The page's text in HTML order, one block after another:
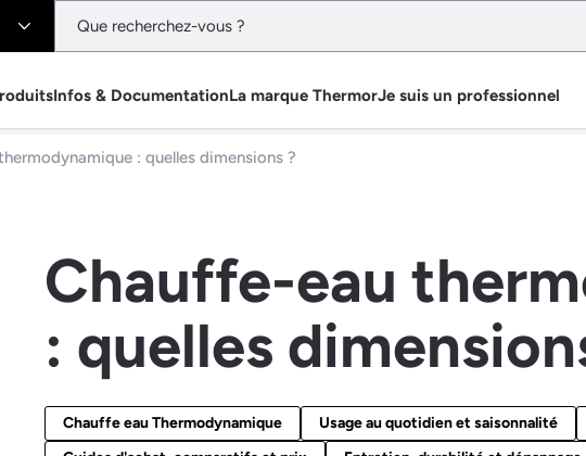
Infos & DocumentationLa marque ThermorJe suis un professionnel
: quelles dimensions ?
Chauffe-eau
: quelles
Chauffe eau Thermodynamique Usage au quotidien et saisonnalité